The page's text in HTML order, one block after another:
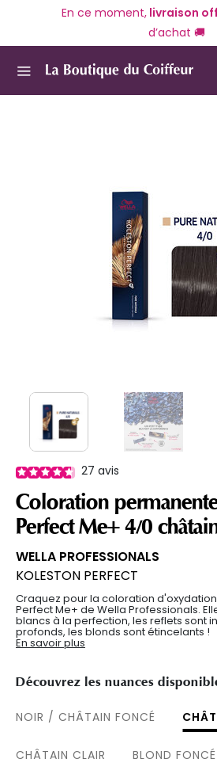
En ce moment,livraison
d’achat 🚚
27 avis
Coloration
Perfect Me+ 4/0
WELLA PROFESSIONALS
KOLESTON PERFECT
Craquez pour la coloration
Perfect Me+ de Wella Professionals.
blancs à la perfection, les reflets sont
profonds, les blonds sont étincelants !
En savoir plus
Découvrez les nuances
NOIR / CHÂTAIN FONCÉ
CHÂTAIN CLAIR BLOND FONCÉ